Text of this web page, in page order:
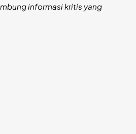
informasi kritis yang